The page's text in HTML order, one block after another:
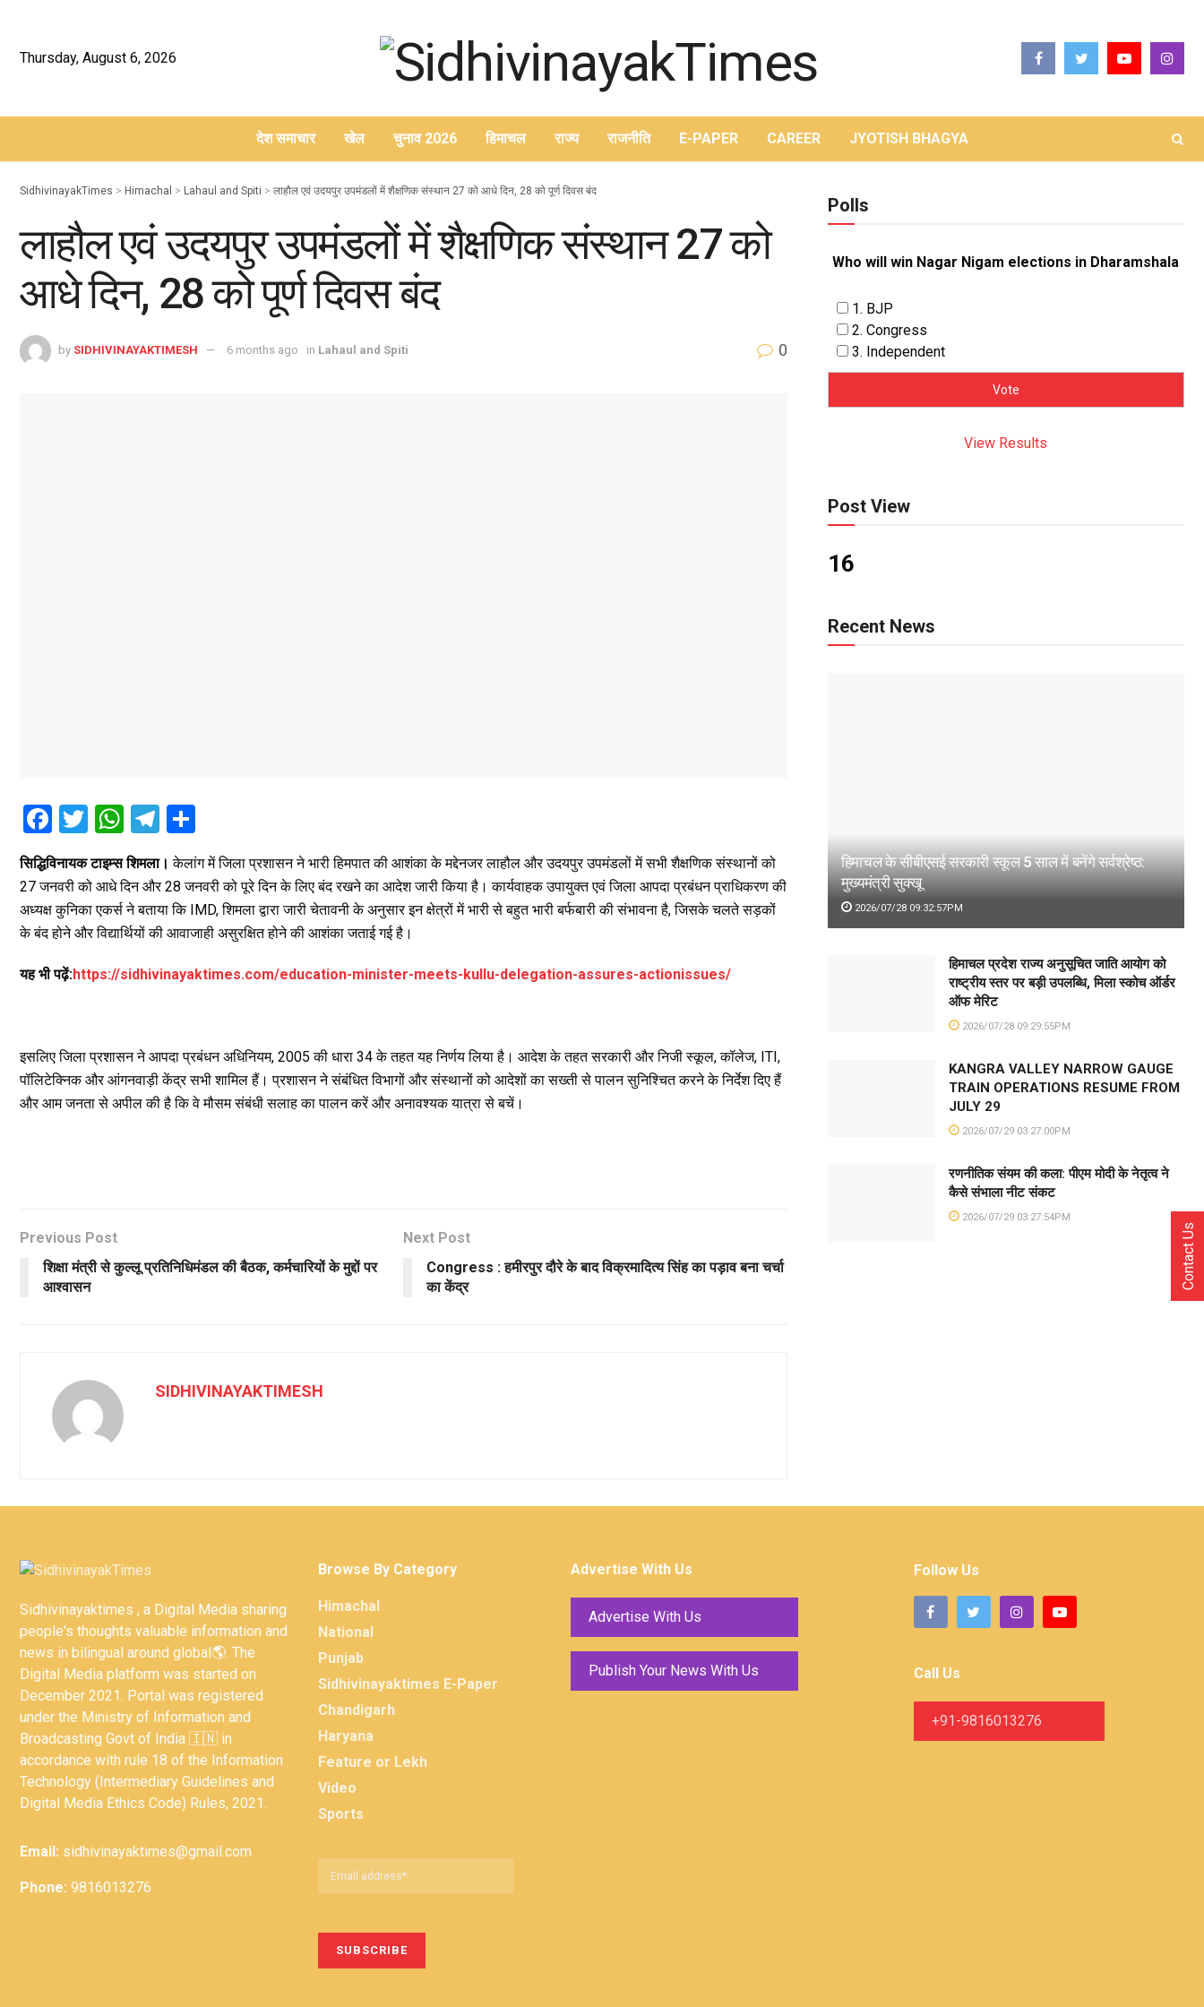
Thursday, August 6, 2026
देश समाचार खेल चुनाव 2026 हिमाचल राज्य राजनीति E-PAPER CAREER JYOTISH BHAGYA
SidhivinayakTimes > Himachal > Lahaul and Spiti > लाहौल एवं उदयपुर उपमंडलों में शैक्षणिक संस्थान 27 को आधे दिन, 28 को पूर्ण दिवस बंद
लाहौल एवं उदयपुर उपमंडलों में शैक्षणिक संस्थान 27 को
आधे दिन, 28 को पूर्ण दिवस बंद
by SIDHIVINAYAKTIMESH 6 months ago in Lahaul and Spiti 0
F
a
ce
b
o
o
k
T
tt
er
W
h
at
s
A
p
p
T
el
e
gr
a
m
h
ar
e
सिद्धिविनायक टाइम्स शिमला।केलांग में जिला प्रशासन ने भारी हिमपात की आशंका के मद्देनजर लाहौल और उदयपुर उपमंडलों में सभी शैक्षणिक संस्थानों को
27 जनवरी को आधे दिन और 28 जनवरी को पूरे दिन के लिए बंद रखने का आदेश जारी किया है। कार्यवाहक उपायुक्त एवं जिला आपदा प्रबंधन प्राधिकरण की
अध्यक्ष कुनिका एकर्स ने बताया कि IMD, शिमला द्वारा जारी चेतावनी के अनुसार इन क्षेत्रों में भारी से बहुत भारी बर्फबारी की संभावना है, जिसके चलते सड़कों
के बंद होने और विद्यार्थियों की आवाजाही असुरक्षित होने की आशंका जताई गई है।
यह भी पढ़ें:https://sidhivinayaktimes.com/education-minister-meets-kullu-delegation-assures-actionissues/
इसलिए जिला प्रशासन ने आपदा प्रबंधन अधिनियम, 2005 की धारा 34 के तहत यह निर्णय लिया है। आदेश के तहत सरकारी और निजी स्कूल, कॉलेज, ITI,
पॉलिटेक्निक और आंगनवाड़ी केंद्र सभी शामिल हैं। प्रशासन ने संबंधित विभागों और संस्थानों को आदेशों का सख्ती से पालन सुनिश्चित करने के निर्देश दिए हैं
और आम जनता से अपील की है कि वे मौसम संबंधी सलाह का पालन करें और अनावश्यक यात्रा से बचें।
Previous Post
शिक्षा मंत्री से कुल्लू प्रतिनिधिमंडल की बैठक, कर्मचारियों के मुद्दों पर
आश्वासन
Next Post
Congress : हमीरपुर दौरे के बाद विक्रमादित्य सिंह का पड़ाव बना चर्चा
का केंद्र
SIDHIVINAYAKTIMESH
Polls
Who will win Nagar Nigam elections in Dharamshala
1. BJP
2. Congress
3. Independent
View Results
Post View
16
Recent News
हिमाचल के सीबीएसई सरकारी स्कूल 5 साल में बनेंगे सर्वश्रेष्ठ:
मुख्यमंत्री सुक्खू
2026/07/28 09:32:57PM
हिमाचल प्रदेश राज्य अनुसूचित जाति आयोग को
राष्ट्रीय स्तर पर बड़ी उपलब्धि, मिला स्कोच ऑर्डर
ऑफ मेरिट
2026/07/28 09:29:55PM
KANGRA VALLEY NARROW GAUGE
TRAIN OPERATIONS RESUME FROM
JULY 29
2026/07/29 03:27:00PM
रणनीतिक संयम की कला: पीएम मोदी के नेतृत्व ने
कैसे संभाला नीट संकट
2026/07/29 03:27:54PM
Sidhivinayaktimes , a Digital Media sharing
people's thoughts valuable information and
news in bilingual around global🌎. The
Digital Media platform was started on
December 2021. Portal was registered
under the Ministry of Information and
Broadcasting Govt of India 🇮🇳 in
accordance with rule 18 of the Information
Technology (Intermediary Guidelines and
Digital Media Ethics Code) Rules, 2021.
Email: sidhivinayaktimes@gmail.com
Phone: 9816013276
Browse By Category
Himachal
National
Punjab
Sidhivinayaktimes E-Paper
Chandigarh
Haryana
Feature or Lekh
Video
Sports
Advertise With Us
Advertise With Us
Publish Your News With Us
Follow Us
Call Us
+91-9816013276
Contact Us